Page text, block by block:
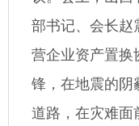
部书记、会长赵
营企业资产置换
锋，在地震的阴
道路，在灾难面